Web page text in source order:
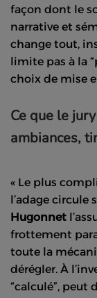
façon dont le
narrative et
change tout,
limite pas à la
choix de mise
Ce que le
ambiances,
« Le plus
l’adage circule
Hugonnet
frottement
toute la
dérégler. À
“calculé”, peut